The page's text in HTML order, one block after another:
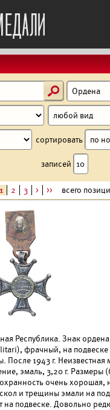
s
сортировать
записей
1 2 3 > >> всего
Республика. Знак
фрачный, на подвеске
После 1943 г. Неизвестная
эмаль, 3,20 г. Размеры
очень хорошая,
и трещины эмали на
на подвеске. Довольно